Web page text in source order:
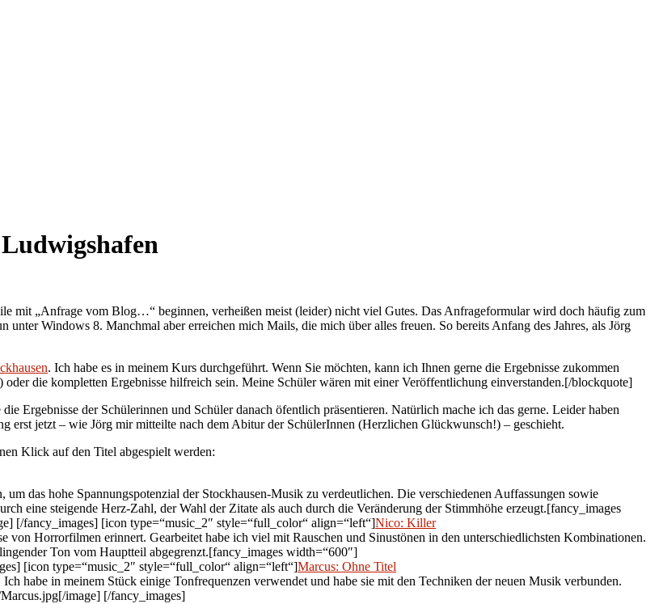
mit „Anfrage vom Blog…“ beginnen, verheißen meist (leider) nicht viel Gutes. Das Anfrageformular wird doch häufig zum
Windows 8. Manchmal aber erreichen mich Mails, die mich über alles freuen. So bereits Anfang des Jahres, als Jörg
. Ich habe es in meinem Kurs durchgeführt. Wenn Sie möchten, kann ich Ihnen gerne die Ergebnisse zukommen
die kompletten Ergebnisse hilfreich sein. Meine Schüler wären mit einer Veröffentlichung einverstanden.[/blockquote]
Ergebnisse der Schülerinnen und Schüler danach öfentlich präsentieren. Natürlich mache ich das gerne. Leider haben
erst jetzt – wie Jörg mir mitteilte nach dem Abitur der SchülerInnen (Herzlichen Glückwunsch!) – geschieht.
Klick auf den Titel abgespielt werden:
das hohe Spannungspotenzial der Stockhausen-Musik zu verdeutlichen. Die verschiedenen Auffassungen sowie
eine steigende Herz-Zahl, der Wahl der Zitate als auch durch die Veränderung der Stimmhöhe erzeugt.[fancy_images
fancy_images] [icon type=“music_2″ style=“full_color“ align=“left“]Nico: Killer
Horrorfilmen erinnert. Gearbeitet habe ich viel mit Rauschen und Sinustönen in den unterschiedlichsten Kombinationen.
Ton vom Hauptteil abgegrenzt.[fancy_images width=“600″]
[icon type=“music_2″ style=“full_color“ align=“left“]Marcus: Ohne Titel
habe in meinem Stück einige Tonfrequenzen verwendet und habe sie mit den Techniken der neuen Musik verbunden.
image] [/fancy_images]